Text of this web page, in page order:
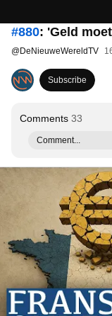
#880: 'Geld
@DeNieuweWereldTV
Subscribe
Comments 33
Comment...